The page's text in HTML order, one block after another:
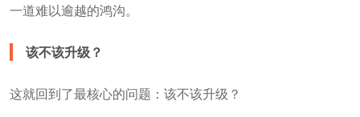
一道难以逾越的鸿沟。
该不该升级？
这就回到了最核心的问题：该不该升级？